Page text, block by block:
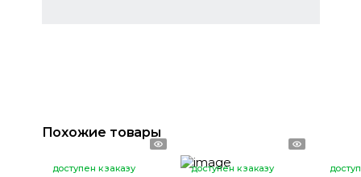
Похожие товары
доступен к заказу доступен к заказу